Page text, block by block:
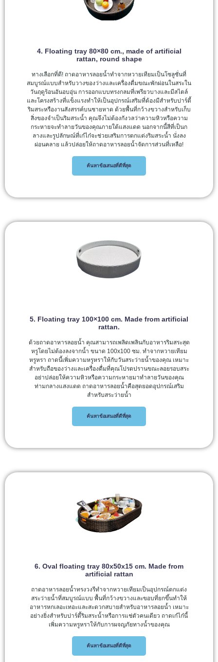
4. Floating tray 80×80 cm., made of artificial
rattan, round shape
ทางเลือกที่ดี! ถาดอาหารลอยน้ำทำจากหวายเทียมเป็นโซลูชั่นที่
สมบูรณ์แบบสำหรับวางของว่างและเครื่องดื่มขณะพักผ่อนในสระใน
วันฤดูร้อนอันอบอุ่น การออกแบบทรงกลมที่เพรียวบางและมีสไตล์
และโครงสร้างที่แข็งแรงทำให้เป็นอุปกรณ์เสริมที่ต้องมีสำหรับปาร์ตี้
ริมสระหรืองานสังสรรค์บนชายหาด ด้วยพื้นที่กว้างขวางสำหรับเก็บ
สิ่งของจำเป็นริมสระน้ำ คุณจึงไม่ต้องกังวลว่าความหิวหรือความ
กระหายจะทำลายวันของคุณภายใต้แสงแดด นอกจากนี้สีที่เป็นก
ลางและรูปลักษณ์ที่เก๋ไก๋จะช่วยเสริมการตกแต่งริมสระน้ำ นั่งลง
ผ่อนคลาย แล้วปล่อยให้ถาดอาหารลอยน้ำจัดการส่วนที่เหลือ!
ค้นหาข้อเสนอที่ดีที่สุด
5. Floating tray 100×100 cm. Made from artificial
rattan.
ด้วยถาดอาหารลอยน้ำ คุณสามารถเพลิดเพลินกับอาหารริมสระสุด
หรูโดยไม่ต้องลงจากน้ำ ขนาด 100x100 ซม. ทำจากหวายเทียม
หรูหรา ถาดนี้เพิ่มความหรูหราให้กับวันสระว่ายน้ำของคุณ เหมาะ
สำหรับถือของว่างและเครื่องดื่มที่คุณโปรดปรานขณะลอยรอบสระ
อย่าปล่อยให้ความหิวหรือความกระหายมาทำลายวันของคุณ
ท่ามกลางแสงแดด ถาดอาหารลอยน้ำคือสุดยอดอุปกรณ์เสริม
สำหรับสระว่ายน้ำ
ค้นหาข้อเสนอที่ดีที่สุด
6. Oval floating tray 80x50x15 cm. Made from
artificial rattan
ถาดอาหารลอยน้ำทรงวงรีทำจากหวายเทียมเป็นอุปกรณ์ตกแต่ง
สระว่ายน้ำที่สมบูรณ์แบบ พื้นที่กว้างขวางและขอบที่ยกขึ้นทำให้
อาหารหกเลอะเทอะและสะดวกสบายสำหรับอาหารลอยน้ำ เหมาะ
อย่างยิ่งสำหรับปาร์ตี้ริมสระน้ำหรือการแช่ตัวคนเดียว ถาดเก๋ไก๋นี้
เพิ่มความหรูหราให้กับการผจญภัยทางน้ำของคุณ
ค้นหาข้อเสนอที่ดีที่สุด